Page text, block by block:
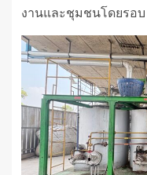
งานและชุมชนโดยรอบ